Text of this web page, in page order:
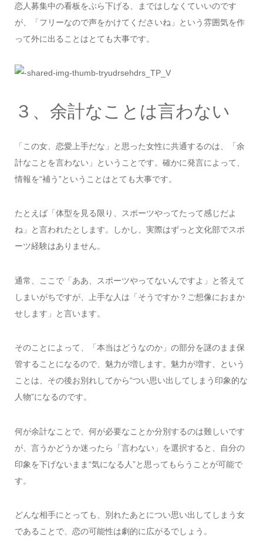
恋人募集中の看板をぶら下げる、まではしなくていいのです
が、「フリーなので声をかけてくださいね」という雰囲気を作
って外に出ることはとても大事です。
３、余計なことは言わない
「この女、恋愛上手だな」と思った女性に共通するのは、「余
計なことを言わない」ということです。確かに発言によって、
情報を“補う”ということはとても大事です。
たとえば「体型を見る限り、スポーツやってたって感じだよ
ね」と言われたとします。しかし、実際はずっと文化部でスポ
ーツ経験はありません。
通常、ここで「ああ、スポーツやってないんですよ」と答えて
しまいがちですが、上手な人は「そうですか？ご想像におまか
せします」と言います。
そのことによって、「本当はどうなのか」の部分を謎のまま保
管することになるので、魅力が増します。魅力が増す、という
ことは、その後お別れしてから“つい思い出してしまう印象的な
人物”になるのです。
何が余計なことで、何が必要なことか分別するのは難しいです
が、言うかどうか迷ったら「言わない」を選択すると、自分の
印象を下げないまま“気になる人”と思ってもらうことが可能で
す。
どんな相手にとっても、別れたあとについ思い出してしまう女
であることで、恋の可能性は劇的に広がるでしょう。